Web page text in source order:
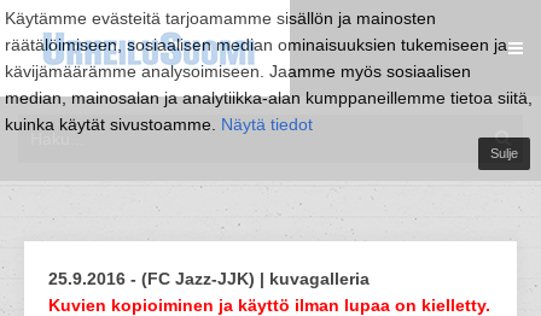
Käytämme evästeitä tarjoamamme sisällön ja mainosten
räätälöimiseen, sosiaalisen median ominaisuuksien tukemiseen ja
kävijämäärämme analysoimiseen. Jaamme myös sosiaalisen
median, mainosalan ja analytiikka-alan kumppaneillemme tietoa siitä,
kuinka käytät sivustoamme. Näytä tiedot
Sulje
25.9.2016 - (FC Jazz-JJK) | kuvagalleria
Kuvien kopioiminen ja käyttö ilman lupaa on kielletty.